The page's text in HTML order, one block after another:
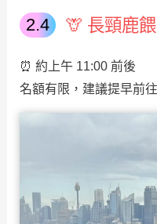
🦒 長頸鹿
⏰ 約上午 11:00 前後
名額有限，建議提早前往